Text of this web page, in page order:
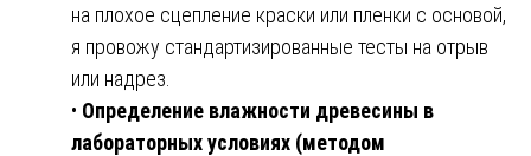
на плохое сцепление краски или пленки с основой,
я провожу стандартизированные тесты на отрыв
или надрез.
• Определение влажности древесины в
лабораторных условиях (методом